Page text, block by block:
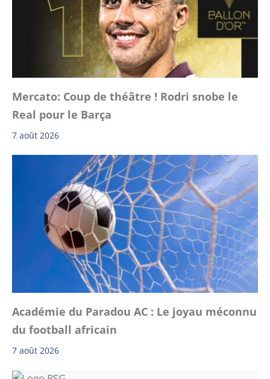
Mercato: Coup de théâtre ! Rodri snobe le
Real pour le Barça
7 août 2026
Académie du Paradou AC : Le joyau méconnu
du football africain
7 août 2026